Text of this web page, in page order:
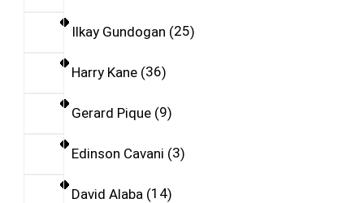
Ilkay Gundogan 25
Harry Kane 36
Gerard Pique 9
Edinson Cavani 3
David Alaba 14